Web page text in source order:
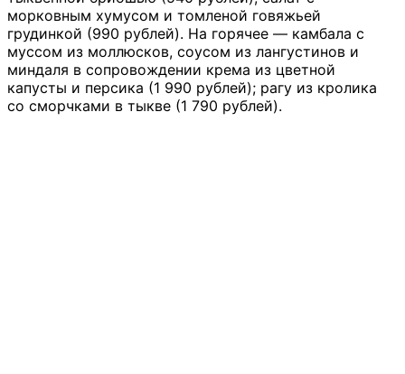
морковным хумусом и томленой говяжьей
грудинкой (990 рублей). На горячее — камбала с
муссом из моллюсков, соусом из лангустинов и
миндаля в сопровождении крема из цветной
капусты и персика (1 990 рублей); рагу из кролика
со сморчками в тыкве (1 790 рублей).